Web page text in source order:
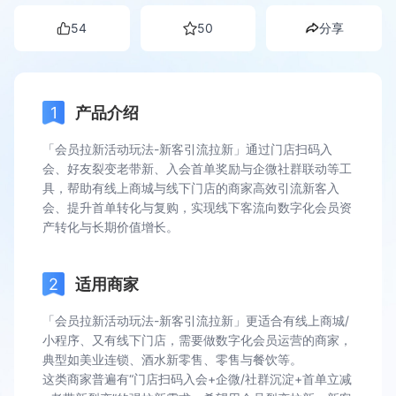
54 50 分享
产品介绍
「会员拉新活动玩法-新客引流拉新」通过门店扫码入
会、好友裂变老带新、入会首单奖励与企微社群联动等工
具，帮助有线上商城与线下门店的商家高效引流新客入
会、提升首单转化与复购，实现线下客流向数字化会员资
产转化与长期价值增长。
适用商家
「会员拉新活动玩法-新客引流拉新」更适合有线上商城/
小程序、又有线下门店，需要做数字化会员运营的商家，
典型如美业连锁、酒水新零售、零售与餐饮等。
这类商家普遍有“门店扫码入会+企微/社群沉淀+首单立减